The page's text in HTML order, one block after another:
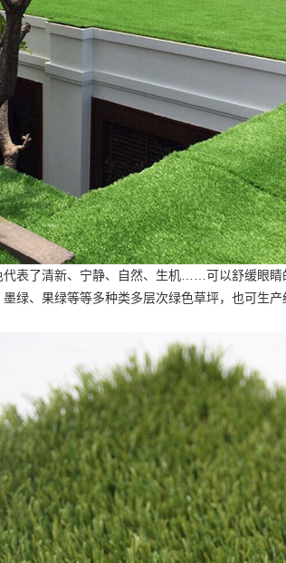
代表了清新、宁静、自然、生机……可以舒缓眼
绿、果绿等等多种类多层次绿色草坪，也可生